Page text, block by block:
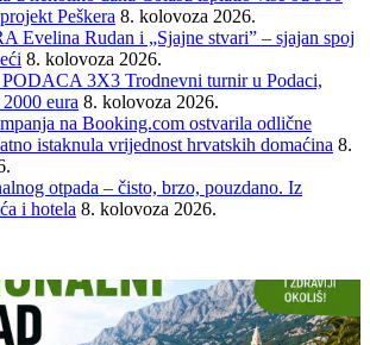
Peškera 8. kolovoza 2026.
Evelina Rudan i „Sjajne stvari” – sjajan spoj
8. kolovoza 2026.
3X3 Trodnevni turnir u Podaci,
eura 8. kolovoza 2026.
na Booking.com ostvarila odlične
istaknula vrijednost hrvatskih domaćina 8.
otpada – čisto, brzo, pouzdano. Iz
i hotela 8. kolovoza 2026.